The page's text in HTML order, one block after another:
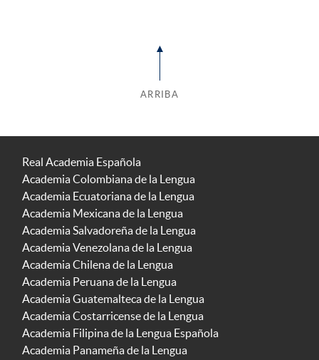
ARRIBA
Real Academia Española
Academia Colombiana de la Lengua
Academia Ecuatoriana de la Lengua
Academia Mexicana de la Lengua
Academia Salvadoreña de la Lengua
Academia Venezolana de la Lengua
Academia Chilena de la Lengua
Academia Peruana de la Lengua
Academia Guatemalteca de la Lengua
Academia Costarricense de la Lengua
Academia Filipina de la Lengua Española
Academia Panameña de la Lengua